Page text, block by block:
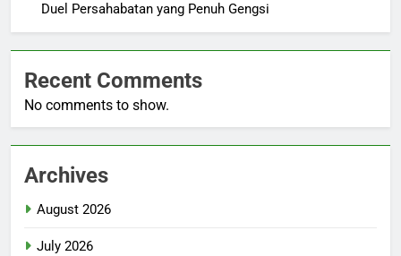
Duel Persahabatan yang Penuh Gengsi
Recent Comments
No comments to show.
Archives
August 2026
July 2026